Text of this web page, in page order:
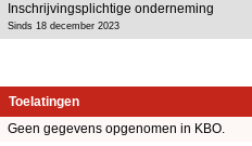
Inschrijvingsplichtige onderneming
Sinds 18 december 2023
Toelatingen
Geen gegevens opgenomen in KBO.